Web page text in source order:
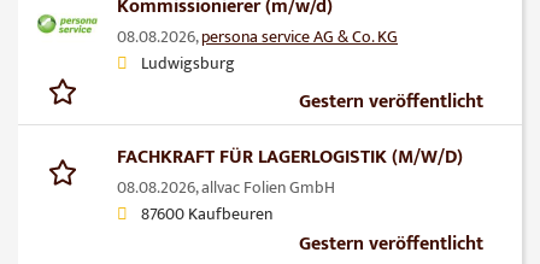
Kommissionierer (m/w/d)
08.08.2026,persona service AG & Co. KG
Ludwigsburg
Gestern veröffentlicht
FACHKRAFT FÜR LAGERLOGISTIK (M/W/D)
08.08.2026,allvac Folien GmbH
87600 Kaufbeuren
Gestern veröffentlicht